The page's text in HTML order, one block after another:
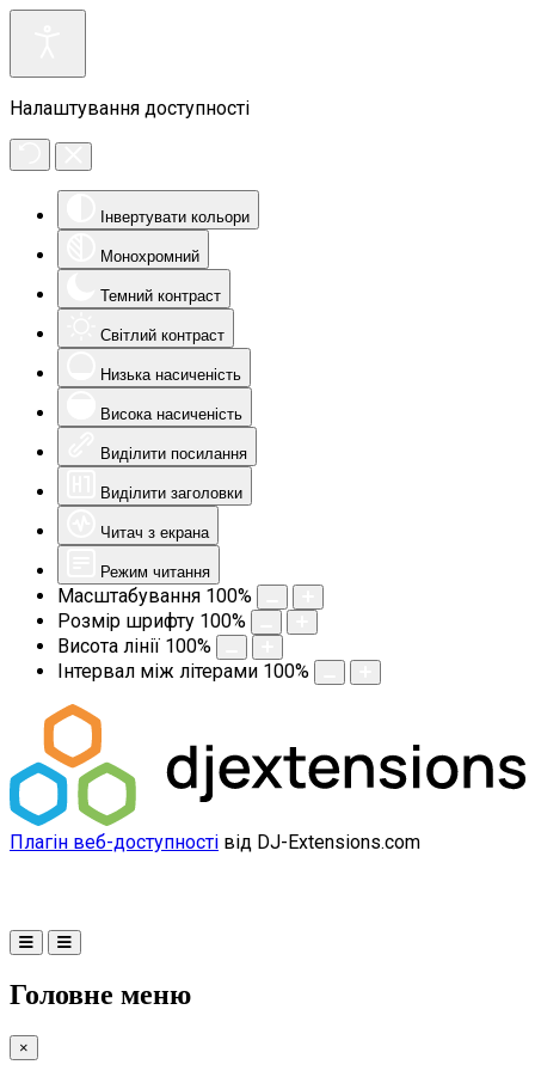
Налаштування доступності
Інвертувати кольори
Монохромний
Темний контраст
Світлий контраст
Низька насиченість
Висока насиченість
Виділити посилання
Виділити заголовки
Читач з екрана
Режим читання
Масштабування 100%
Розмір шрифту 100%
Висота лінії 100%
Інтервал між літерами 100%
Плагін веб-доступності від DJ-Extensions.com
Головне меню
×